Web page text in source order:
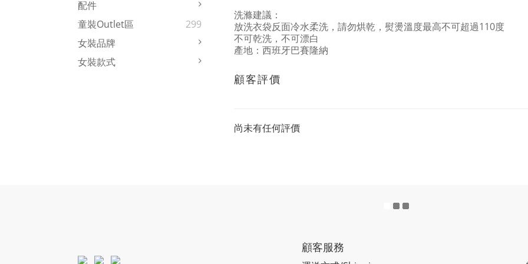
配件
童裝Outlet區
299
女裝品牌
女裝款式
洗滌建議：
放洗衣袋反面冷水柔洗，請勿烘乾，熨燙溫度最高不可超過110度
不可乾洗，不可漂白
產地：西班牙巴賽隆納
顧客評價
尚未有任何評價
顧客服務